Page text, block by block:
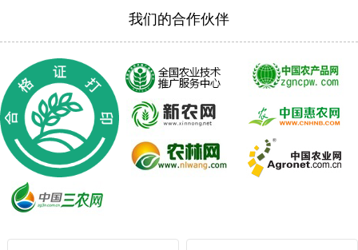
我们的合作伙伴